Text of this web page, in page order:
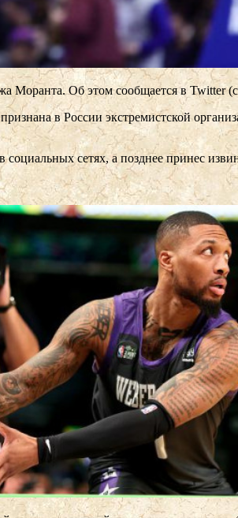
Об этом сообщается в Twitter
в России экстремистской
сетях, а позднее принес